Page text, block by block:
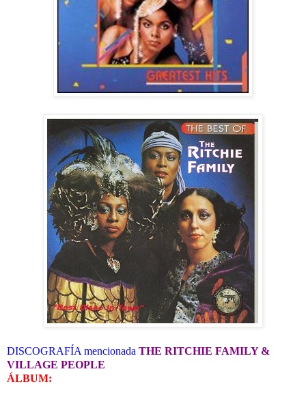
DISCOGRAFÍA mencionada THE RITCHIE FAMILY &
VILLAGE PEOPLE
ÁLBUM: